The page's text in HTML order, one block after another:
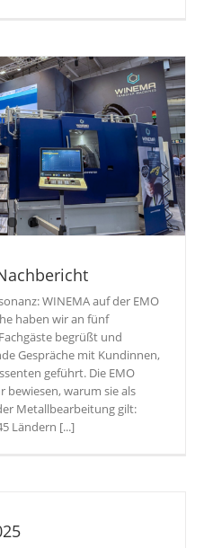
WINEMA auf der EMO
haben wir an fünf
begrüßt und
Gespräche mit Kundinnen,
geführt. Die EMO
bewiesen, warum sie als
Metallbearbeitung gilt:
Ländern [...]